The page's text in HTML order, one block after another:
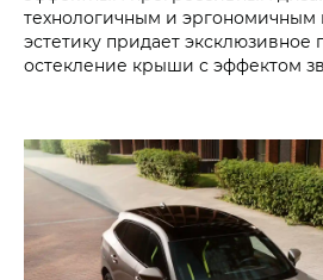
технологичным и
эстетику придает эксклюзивное
остекление крыши с эффектом